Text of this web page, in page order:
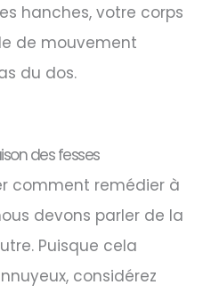
hanches, votre corps
de mouvement
du dos.
des fesses
comment remédier à
devons parler de la
Puisque cela
considérez